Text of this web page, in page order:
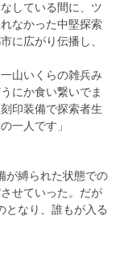
している間に、ツ
なかった中堅探索
に広がり伝播し、
山いくらの雑兵み
にか食い繋いでま
印装備で探索者生
一人です」
が縛られた状態での
せていった。だが
となり、誰もが入る